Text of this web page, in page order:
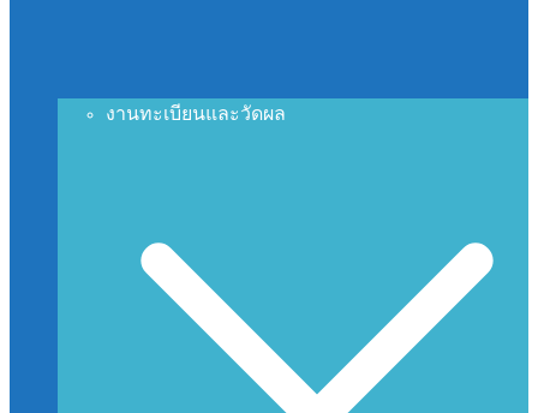
งานทะเบียนและวัดผล